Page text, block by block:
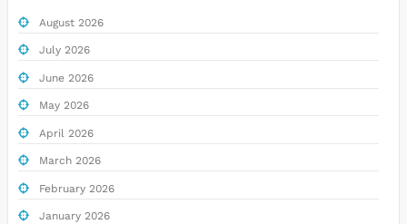
August 2026
July 2026
June 2026
May 2026
April 2026
March 2026
February 2026
January 2026